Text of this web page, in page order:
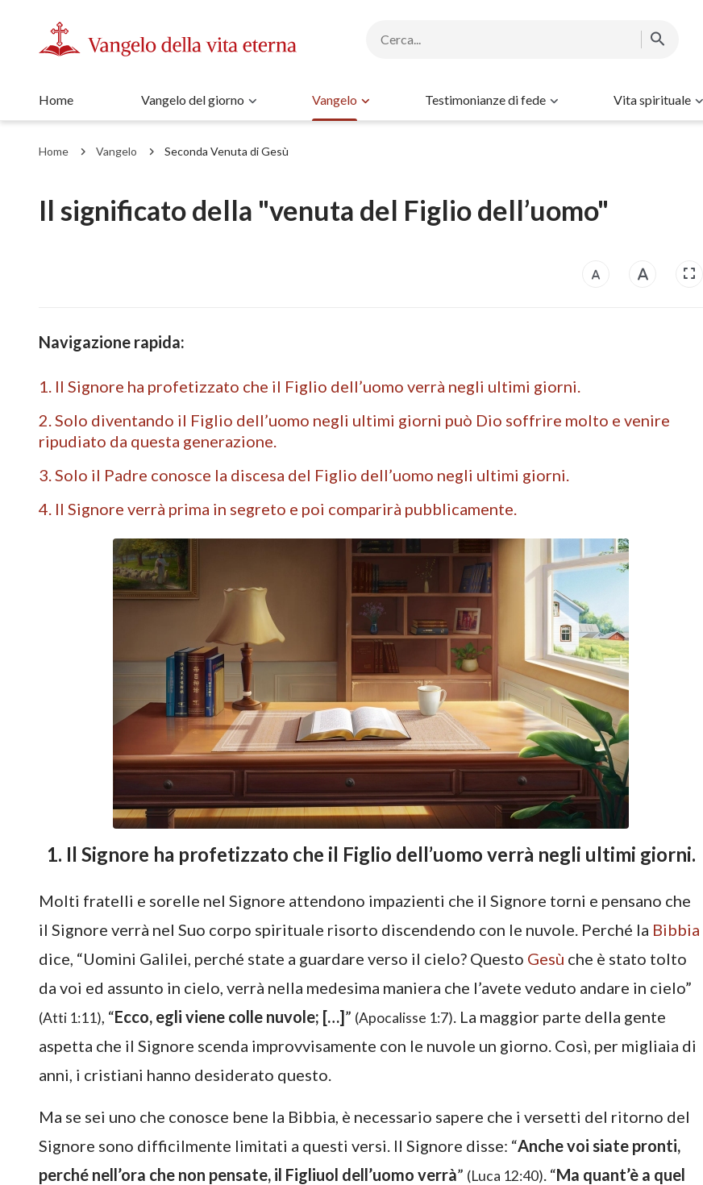
Home Vangelo del giorno Vangelo Testimonianze di fede Vita spirituale
Home Vangelo Seconda Venuta di Gesù
Il significato della "venuta del Figlio dell’uomo"
Navigazione rapida:
1. Il Signore ha profetizzato che il Figlio dell’uomo verrà negli ultimi giorni.
2. Solo diventando il Figlio dell’uomo negli ultimi giorni può Dio soffrire molto e venire
ripudiato da questa generazione.
3. Solo il Padre conosce la discesa del Figlio dell’uomo negli ultimi giorni.
4. Il Signore verrà prima in segreto e poi comparirà pubblicamente.
1. Il Signore ha profetizzato che il Figlio dell’uomo verrà negli ultimi giorni.
Molti fratelli e sorelle nel Signore attendono impazienti che il Signore torni e pensano che
il Signore verrà nel Suo corpo spirituale risorto discendendo con le nuvole. Perché la Bibbia
dice, “Uomini Galilei, perché state a guardare verso il cielo? Questo Gesù che è stato tolto
da voi ed assunto in cielo, verrà nella medesima maniera che l’avete veduto andare in cielo”
(Atti 1:11), “Ecco, egli viene colle nuvole; […]” (Apocalisse 1:7). La maggior parte della gente
aspetta che il Signore scenda improvvisamente con le nuvole un giorno. Così, per migliaia di
anni, i cristiani hanno desiderato questo.
Ma se sei uno che conosce bene la Bibbia, è necessario sapere che i versetti del ritorno del
Signore sono difficilmente limitati a questi versi. Il Signore disse: “Anche voi siate pronti,
perché nell’ora che non pensate, il Figliuol dell’uomo verrà” (Luca 12:40). “Ma quant’è a quel